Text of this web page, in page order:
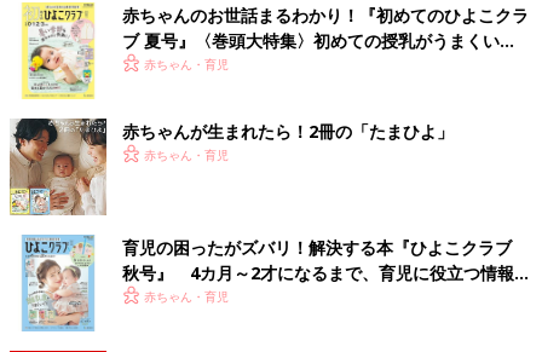
赤ちゃんのお世話まるわかり！『初めてのひよこクラ
ブ 夏号』〈巻頭大特集〉初めての授乳がうまくい
く！ おっぱい・ミルクの基本と夏のトラブル 解決テ
赤ちゃん・育児
赤ちゃんが生まれたら！2冊の「たまひよ」
赤ちゃん・育児
育児の困ったがズバリ！解決する本『ひよこクラブ
秋号』 4カ月～2才になるまで、育児に役立つ情報が
いっぱい！
赤ちゃん・育児